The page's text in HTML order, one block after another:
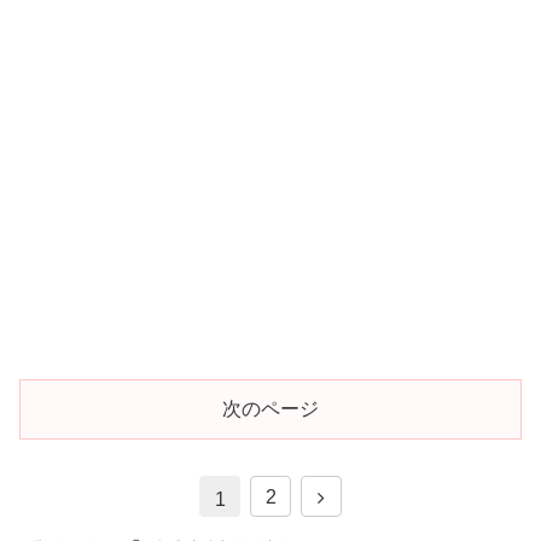
次のページ
1 2